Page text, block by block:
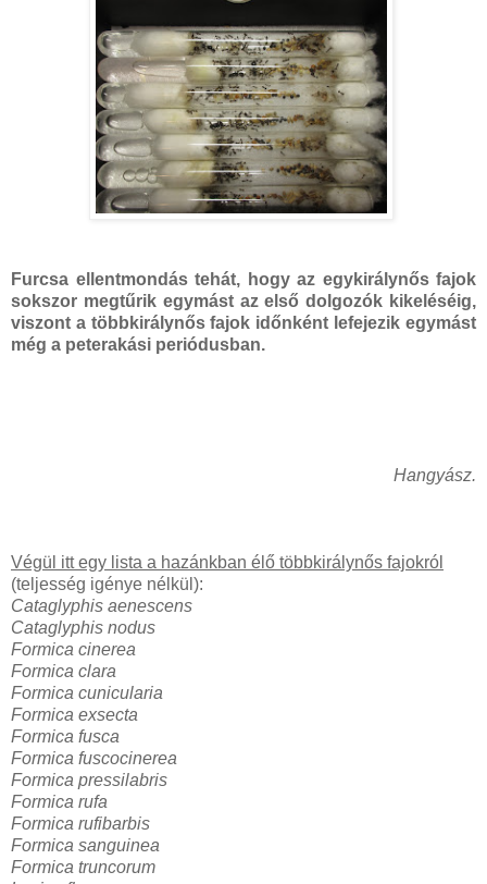
Furcsa ellentmondás tehát, hogy az egykirálynős fajok
sokszor megtűrik egymást az első dolgozók kikeléséig,
viszont a többkirálynős fajok időnként lefejezik egymást
még a peterakási periódusban.
Hangyász.
Végül itt egy lista a hazánkban élő többkirálynős fajokról
(teljesség igénye nélkül):
Cataglyphis aenescens
Cataglyphis nodus
Formica cinerea
Formica clara
Formica cunicularia
Formica exsecta
Formica fusca
Formica fuscocinerea
Formica pressilabris
Formica rufa
Formica rufibarbis
Formica sanguinea
Formica truncorum